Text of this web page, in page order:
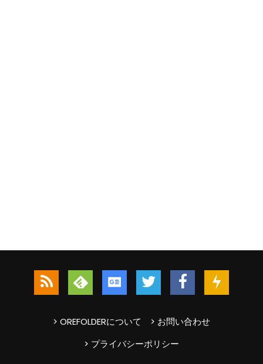
> OREFOLDERについて
> お問い合わせ
> プライバシーポリシー